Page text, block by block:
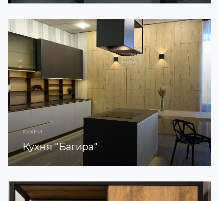
КУХНИ
Кухня "Багира"